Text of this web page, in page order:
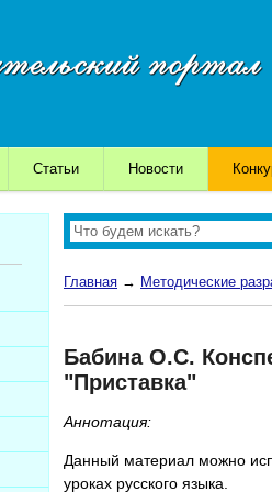
Статьи Новости
Главная → Методические
Бабина О.С.
"Приставка"
Аннотация:
Данный материал можно
уроках русского языка.